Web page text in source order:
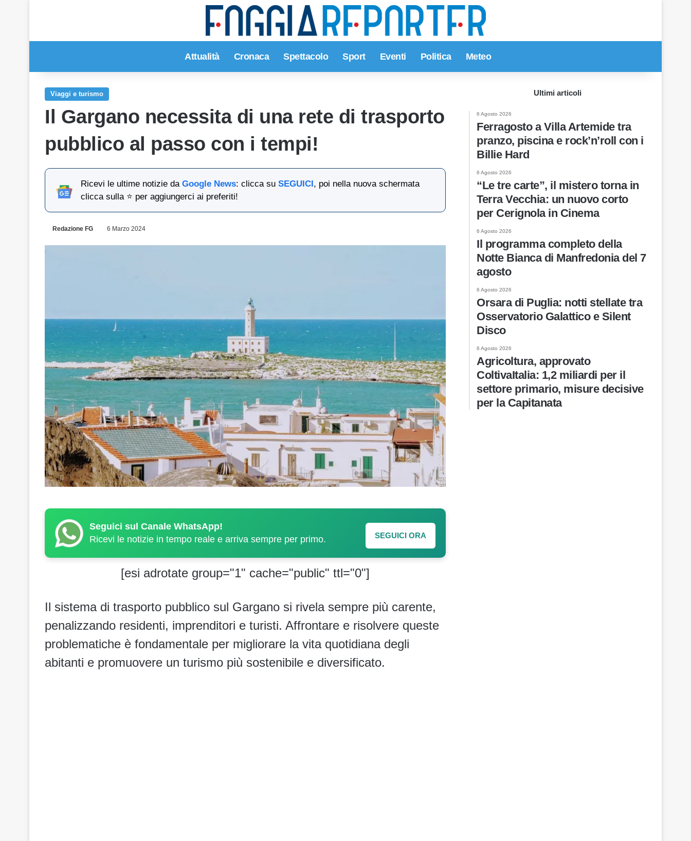
Attualità Cronaca Spettacolo Sport Eventi Politica Meteo
Viaggi e turismo
Il Gargano necessita di una rete di trasporto
pubblico al passo con i tempi!
Ricevi le ultime notizie daGoogle News: clicca suSEGUICI, poi nella nuova schermata
clicca sulla ⭐ per aggiungerci ai preferiti!
Redazione FG 6 Marzo 2024
Seguici sul Canale WhatsApp!
Ricevi le notizie in tempo reale e arriva sempre per primo.
SEGUICI ORA
[esi adrotate group="1" cache="public" ttl="0"]
Il sistema di trasporto pubblico sul Gargano si rivela sempre più carente,
penalizzando residenti, imprenditori e turisti. Affrontare e risolvere queste
problematiche è fondamentale per migliorare la vita quotidiana degli
abitanti e promuovere un turismo più sostenibile e diversificato.
Ultimi articoli
6 Agosto 2026
Ferragosto a Villa Artemide tra
pranzo, piscina e rock’n’roll con i
Billie Hard
6 Agosto 2026
“Le tre carte”, il mistero torna in
Terra Vecchia: un nuovo corto
per Cerignola in Cinema
6 Agosto 2026
Il programma completo della
Notte Bianca di Manfredonia del 7
agosto
6 Agosto 2026
Orsara di Puglia: notti stellate tra
Osservatorio Galattico e Silent
Disco
6 Agosto 2026
Agricoltura, approvato
ColtivaItalia: 1,2 miliardi per il
settore primario, misure decisive
per la Capitanata